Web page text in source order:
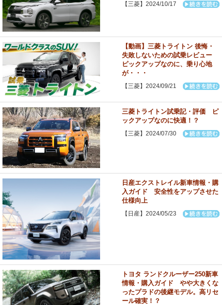
【三菱】2024/10/17
【動画】三菱トライトン 後悔・
失敗しないための試乗レビュー
ピックアップなのに、乗り心地
が・・・
【三菱】2024/09/21
三菱トライトン試乗記・評価 ピ
ックアップなのに快適！？
【三菱】2024/07/30
日産エクストレイル新車情報・購
入ガイド 安全性をアップさせた
仕様向上
【日産】2024/05/23
トヨタ ランドクルーザー250新車
情報・購入ガイド やや大きくな
ったプラドの後継モデル。高リセ
ール確実！？